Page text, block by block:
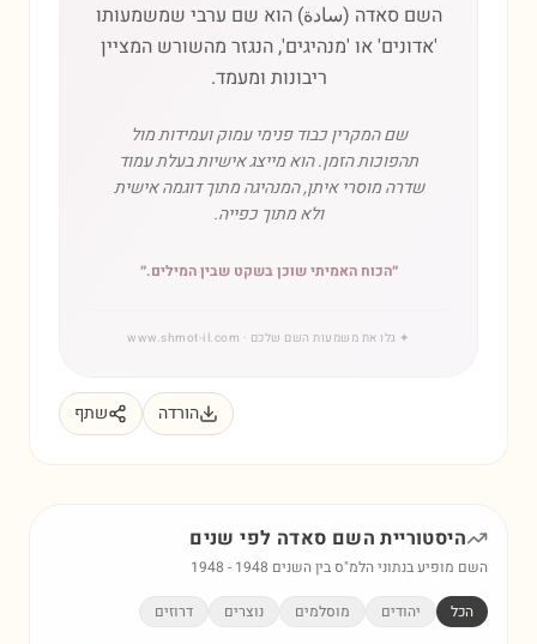
השם סאדה (سادة) הוא שם ערבי שמשמעותו
'אדונים' או 'מנהיגים', הנגזר מהשורש המציין
ריבונות ומעמד.
שם המקרין כבוד פנימי עמוק ועמידות מול
תהפוכות הזמן. הוא מייצג אישיות בעלת עמוד
שדרה מוסרי איתן, המנהיגה מתוך דוגמה אישית
ולא מתוך כפייה.
״הכוח האמיתי שוכן בשקט שבין המילים.״
✦ גלו את משמעות השם שלכם · www.shmot-il.com
הורדה שתף
היסטוריית השם סאדה לפי שנים
השם מופיע בנתוני הלמ"ס בין השנים 1948 - 1948
הכל יהודים מוסלמים נוצרים דרוזים